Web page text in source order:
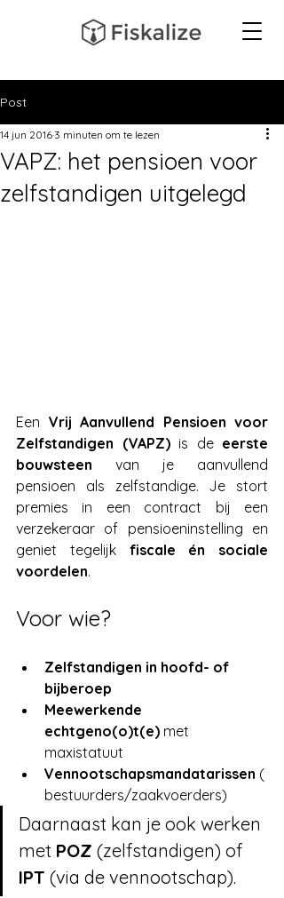
Post
VAPZ: het pensioen voor
zelfstandigen uitgelegd
14 jun 2016 3 minuten om te lezen
Een Vrij Aanvullend Pensioen voor
Zelfstandigen (VAPZ) is de eerste
bouwsteen van je aanvullend
pensioen als zelfstandige. Je stort
premies in een contract bij een
verzekeraar of pensioeninstelling en
geniet tegelijk fiscale én sociale
voordelen.
Voor wie?
Zelfstandigen in hoofd- of
bijberoep
Meewerkende
echtgeno(o)t(e) met
maxistatuut
Vennootschapsmandatarissen (
bestuurders/zaakvoerders)
Daarnaast kan je ook werken
met POZ (zelfstandigen) of
IPT (via de vennootschap).